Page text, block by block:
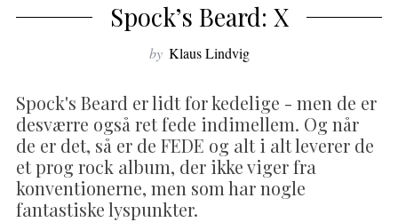
Spock’s Beard: X
by Klaus Lindvig
Spock's Beard er lidt for kedelige - men de er
desværre også ret fede indimellem. Og når
de er det, så er de FEDE og alt i alt leverer de
et prog rock album, der ikke viger fra
konventionerne, men som har nogle
fantastiske lyspunkter.